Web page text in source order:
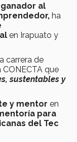
al
ha
en Irapuato y
carrera de
que
sustentables y
y mentor en
para
del Tec